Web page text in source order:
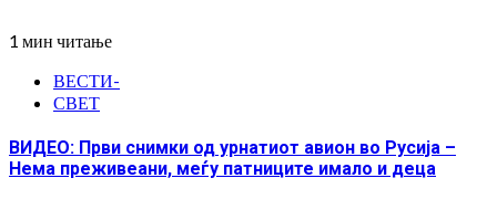
1 мин читање
ВЕСТИ-
СВЕТ
ВИДЕО: Први снимки од урнатиот авион во Русија –
Нема преживеани, меѓу патниците имало и деца